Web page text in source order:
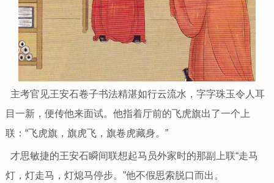
主考官见王安石卷子书法精湛如行云流水，字字珠玉令人耳
目一新，便传他来面试。他指着厅前的飞虎旗出了一个上
联：“飞虎旗，旗虎飞，旗卷虎藏身。”
才思敏捷的王安石瞬间联想起马员外家时的那副上联“走马
灯，灯走马，灯熄马停步。”他不假思索脱口而出。